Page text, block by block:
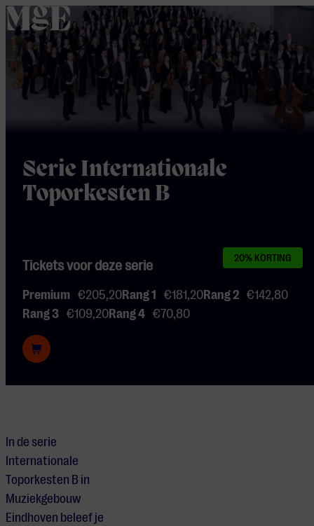
home
Serie Internationale
Toporkesten B
Tickets voor deze serie 20% KORTING
Premium €205,20Rang 1 €181,20Rang 2 €142,80
Rang 3 €109,20Rang 4 €70,80
In de serie
Internationale
Toporkesten B in
Muziekgebouw
Eindhoven beleef je